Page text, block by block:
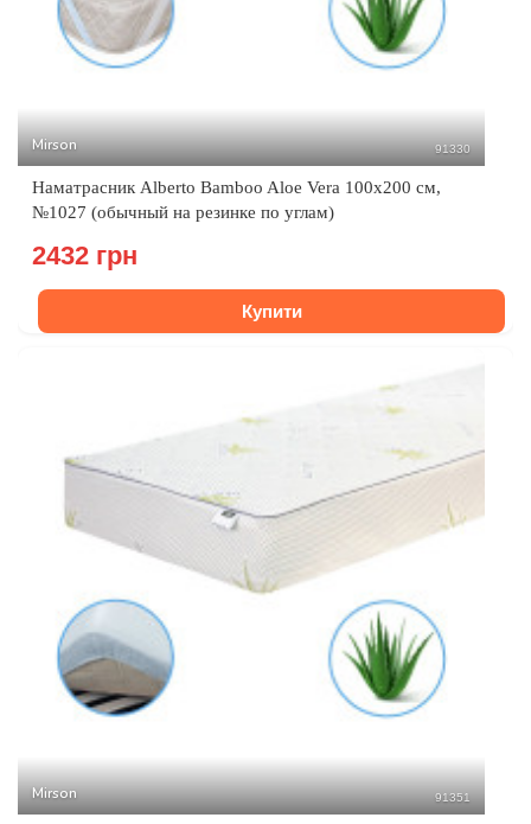
Mirson 91330
Наматрасник Alberto Bamboo Aloe Vera 100x200 см,
№1027 (обычный на резинке по углам)
2432 грн
Купити
Mirson 91351